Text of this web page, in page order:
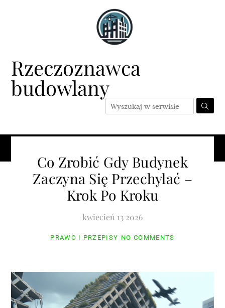
Rzeczoznawca
budowlany
Co Zrobić Gdy Budynek
Zaczyna Się Przechylać –
Krok Po Kroku
kwiecień 13 2026
PRAWO I PRZEPISY NO COMMENTS